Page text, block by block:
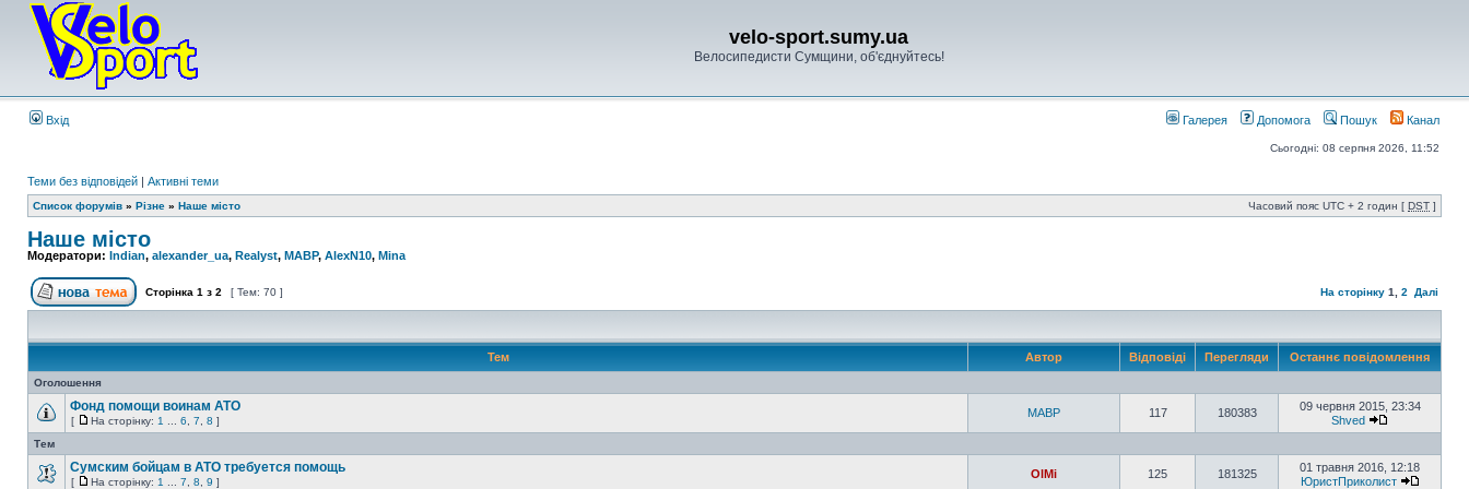
velo-sport.sumy.ua
Велосипедисти Сумщини, об'єднуйтесь!
Вхід Галерея Допомога Пошук Канал
Сьогодні: 08 серпня 2026, 11:52
Теми без відповідей | Активні теми
Список форумів » Різне » Наше місто Часовий пояс UTC + 2 годин [ DST ]
Наше місто
Модератори: Indian, alexander_ua, Realyst, MABP, AlexN10, Mina
Сторінка 1 з 2 [ Тем: 70 ] На сторінку 1 2 Далі
Тем Автор Відповіді Перегляди Останнє повідомлення
Оголошення
Фонд помощи воинам АТО
[ На сторінку: 1 6 7 8 ]
MABP 117 180383
09 червня 2015, 23:34
Shved
Тем
Сумским бойцам в АТО требуется помощь
[ На сторінку: 1 7 8 9 ]
OlMi 125 181325
01 травня 2016, 12:18
ЮристПриколист